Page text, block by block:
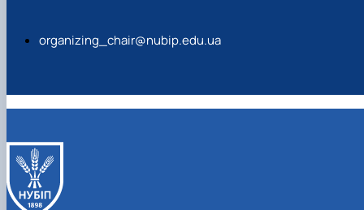
organizing_chair@nubip.edu.ua